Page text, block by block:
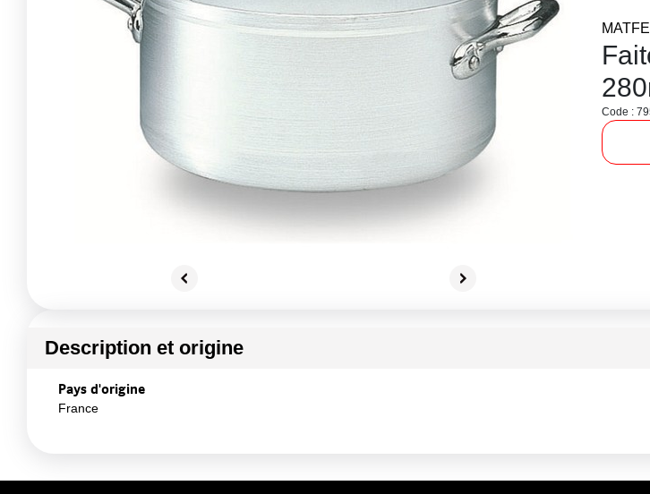
Code :
Description et origine
Pays d'origine
France